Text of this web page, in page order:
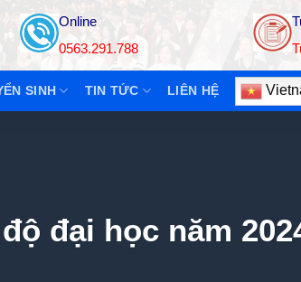
Online
0563.291.788
SINH TIN TỨC LIÊN HỆ
đại học năm